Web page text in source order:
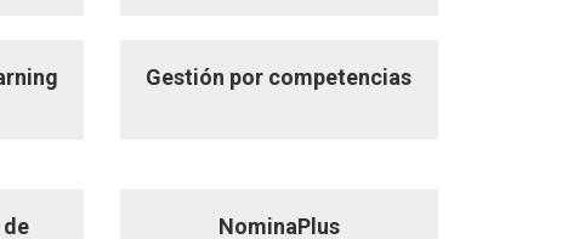
Gestión por competencias
NominaPlus